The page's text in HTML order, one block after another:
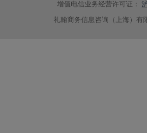
增值电信业务经营许可证：
礼翰商务信息咨询（上海）